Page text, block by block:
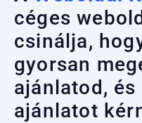
céges
csinálja,
gyorsan
ajánlatod,
ajánlatot